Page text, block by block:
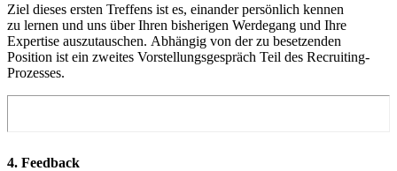
Ziel dieses ersten Treffens ist es, einander persönlich kennen
zu lernen und uns über Ihren bisherigen Werdegang und Ihre
Expertise auszutauschen. Abhängig von der zu besetzenden
Position ist ein zweites Vorstellungsgespräch Teil des Recruiting-
Prozesses.
4. Feedback